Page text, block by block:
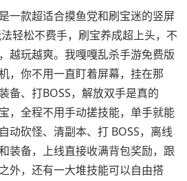
一款超适合摸鱼党和刷宝迷的竖屏
轻松不费手，刷宝养成超上头，不
越玩越爽。我嘎嘎乱杀手游免费版
，你不用一直盯着屏幕，挂在那
备、打BOSS，解放双手是真的
，全程不用手动搓技能，单手就能
动砍怪、清副本、打 BOSS，离线
装备，上线直接收满背包奖励，跟
外，还有一大堆技能可以自由搭